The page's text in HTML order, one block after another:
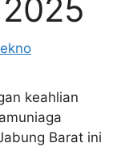
keahlian
Barat ini